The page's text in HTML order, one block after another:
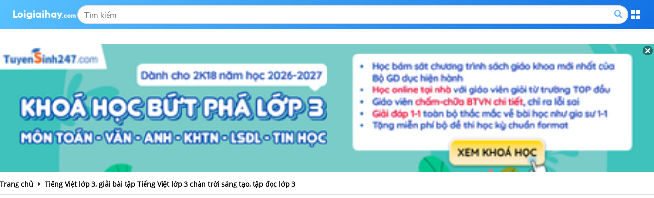
Trang chủ Tiếng Việt lớp 3, giải bài tập Tiếng Việt lớp 3 chân trời sáng tạo, tập đọc lớp 3